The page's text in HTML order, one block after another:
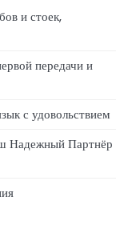
и стоек,
передачи и
с удовольствием
Партнёр